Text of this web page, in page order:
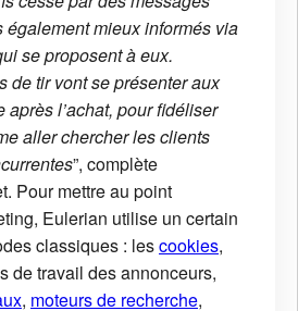
mieux informés via
se proposent à eux.
de tir vont se présenter aux
après l’achat, pour fidéliser
aller chercher les clients
”, complète
Pour mettre au point
Eulerian utilise un certain
classiques : lescookies,
de travail des annonceurs,
, moteurs de recherche,